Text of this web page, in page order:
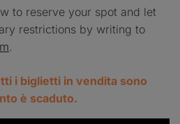
to reserve your spot and let
restrictions by writing to
.
i biglietti in vendita sono
è scaduto.